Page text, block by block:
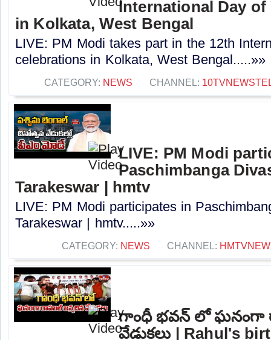
International Day
in Kolkata, West Bengal
LIVE: PM Modi takes part in the 12th
celebrations in Kolkata, West Bengal.....»»
CATEGORY: NEWS CHANNEL:
LIVE: PM Modi
Paschimbanga
Tarakeswar | hmtv
LIVE: PM Modi participates in
Tarakeswar | hmtv.....»»
CATEGORY: NEWS CHANNEL:
గాంధీ భవన్ లో ఘనంగా
వేడుకలు | Rahul's